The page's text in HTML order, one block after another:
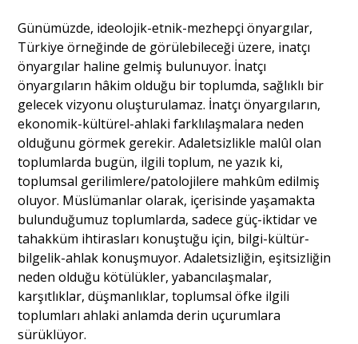
Günümüzde, ideolojik-etnik-mezhepçi önyargılar,
Türkiye örneğinde de görülebileceği üzere, inatçı
önyargılar haline gelmiş bulunuyor. İnatçı
önyargıların hâkim olduğu bir toplumda, sağlıklı bir
gelecek vizyonu oluşturulamaz. İnatçı önyargıların,
ekonomik-kültürel-ahlaki farklılaşmalara neden
olduğunu görmek gerekir. Adaletsizlikle malûl olan
toplumlarda bugün, ilgili toplum, ne yazık ki,
toplumsal gerilimlere/patolojilere mahkûm edilmiş
oluyor. Müslümanlar olarak, içerisinde yaşamakta
bulunduğumuz toplumlarda, sadece güç-iktidar ve
tahakküm ihtirasları konuştuğu için, bilgi-kültür-
bilgelik-ahlak konuşmuyor. Adaletsizliğin, eşitsizliğin
neden olduğu kötülükler, yabancılaşmalar,
karşıtlıklar, düşmanlıklar, toplumsal öfke ilgili
toplumları ahlaki anlamda derin uçurumlara
sürüklüyor.